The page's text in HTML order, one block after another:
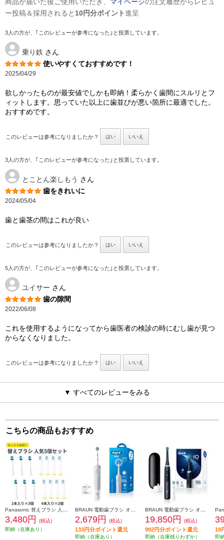
ー投稿＆採用されると 10円分ポイント進呈
3人の方が、｢このレビューが参考になった｣と投票しています。
乗り鉄 さん
使いやすくておすすめです！
2025/04/29
欲しかったものが最安値でしかも即納！柔らかく歯間にスルリとフ
ィットします。思っていた以上に歯並びが悪い箇所に最適でした。
おすすめです。
このレビューは参考になりましたか？ はい いいえ
3人の方が、｢このレビューが参考になった｣と投票しています。
とことん楽しもう さん
歯をきれいに
2024/05/04
歯と歯茎の間はこれが良い
このレビューは参考になりましたか？ はい いいえ
5人の方が、｢このレビューが参考になった｣と投票しています。
ユイサー さん
歯の隙間
2022/06/08
これを使用するようになってから歯医者の検診の時にむし歯が見つ
からなくなりました。
このレビューは参考になりましたか？ はい いいえ
▼ すべてのレビューをみる
こちらの商品もおすすめ
3,480円
(税込)
即納（在庫あり）
2,679円 (税込)
133円分ポイント還元
即納（在庫あり）
19,850円 (税込)
992円分ポイント還元
即納（在庫残りわずか）
19
即